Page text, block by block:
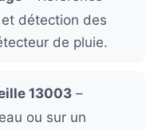
détection des
de pluie.
13003 –
ou sur un